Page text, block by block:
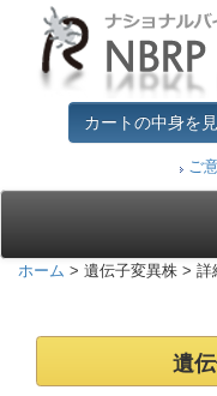
カートの中身を
ご
ホーム > 遺伝子変異株 > 詳
遺